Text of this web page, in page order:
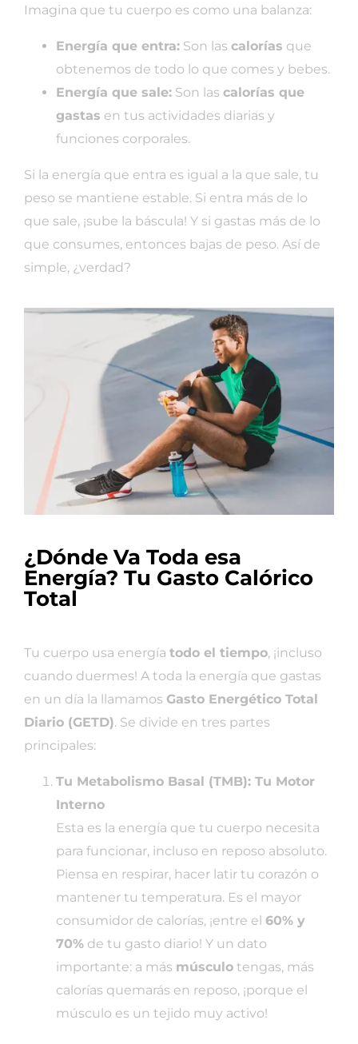
Imagina que tu cuerpo es como una balanza:
Energía que entra: Son las calorías que
obtenemos de todo lo que comes y bebes.
Energía que sale: Son las calorías que
gastas en tus actividades diarias y
funciones corporales.
Si la energía que entra es igual a la que sale, tu
peso se mantiene estable. Si entra más de lo
que sale, ¡sube la báscula! Y si gastas más de lo
que consumes, entonces bajas de peso. Así de
simple, ¿verdad?
¿Dónde Va Toda esa
Energía? Tu Gasto Calórico
Total
Tu cuerpo usa energía todo el tiempo, ¡incluso
cuando duermes! A toda la energía que gastas
en un día la llamamos Gasto Energético Total
Diario (GETD). Se divide en tres partes
principales:
Tu Metabolismo Basal (TMB): Tu Motor
Interno
Esta es la energía que tu cuerpo necesita
para funcionar, incluso en reposo absoluto.
Piensa en respirar, hacer latir tu corazón o
mantener tu temperatura. Es el mayor
consumidor de calorías, ¡entre el 60% y
70% de tu gasto diario! Y un dato
importante: a más músculo tengas, más
calorías quemarás en reposo, ¡porque el
músculo es un tejido muy activo!